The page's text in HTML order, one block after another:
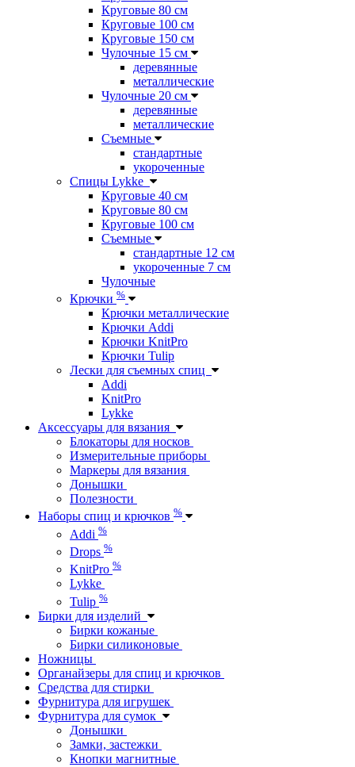
Круговые 80 см
Круговые 100 см
Круговые 150 см
Чулочные 15 см
деревянные
металлические
Чулочные 20 см
деревянные
металлические
Съемные
стандартные
укороченные
Спицы Lykke
Круговые 40 см
Круговые 80 см
Круговые 100 см
Съемные
стандартные 12 см
укороченные 7 см
Чулочные
Крючки %
Крючки металлические
Крючки Addi
Крючки KnitPro
Крючки Tulip
Лески для съемных спиц
Addi
KnitPro
Lykke
Аксессуары для вязания
Блокаторы для носков
Измерительные приборы
Маркеры для вязания
Донышки
Полезности
Наборы спиц и крючков %
Addi %
Drops %
KnitPro %
Lykke
Tulip %
Бирки для изделий
Бирки кожаные
Бирки силиконовые
Ножницы
Органайзеры для спиц и крючков
Средства для стирки
Фурнитура для игрушек
Фурнитура для сумок
Донышки
Замки, застежки
Кнопки магнитные